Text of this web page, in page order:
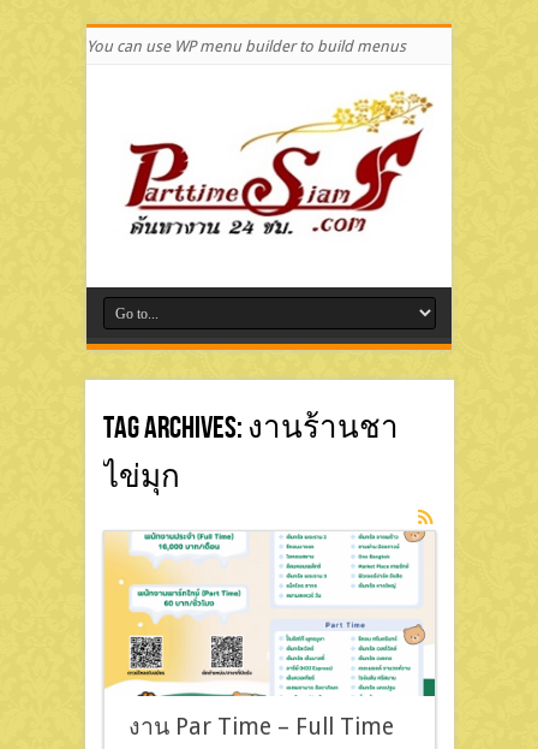
You can use WP menu builder to build menus
Tag Archives: งานร้านชา
ไข่มุก
งาน Par Time – Full Time